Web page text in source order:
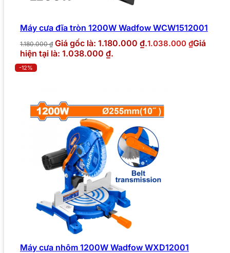
Máy cưa đĩa tròn 1200W Wadfow WCW1512001
1.180.000₫ Giá gốc là: 1.180.000 ₫.1.038.000 ₫Giá
hiện tại là: 1.038.000 ₫.
-12%
Máy cưa nhôm 1200W Wadfow WXD12001